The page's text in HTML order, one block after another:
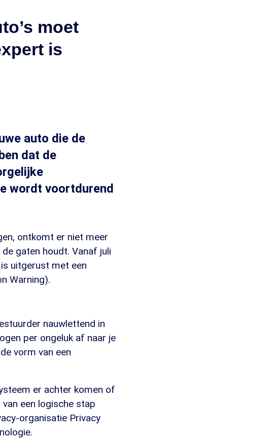
moet
is
auto die de
dat de
wordt voortdurend
ontkomt er niet meer
gaten houdt. Vanaf juli
uitgerust met een
Warning).
nauwlettend in
per ongeluk af naar je
vorm van een
er achter komen of
een logische stap
organisatie Privacy